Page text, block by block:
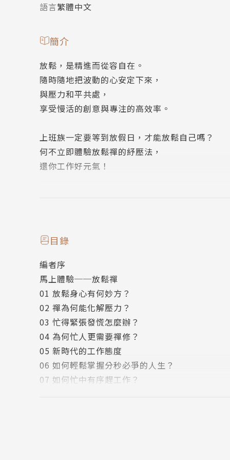
語言繁體中文
簡介
放鬆，是精進而從容自在。
隨時隨地把波動的心安定下來，
與壓力和平共處，
享受慢活的創意與專注的高效率。
上班族一定要等到放假日，才能放鬆自己嗎？
何不立即體驗放鬆禪的紓壓法，
還你工作好元氣！
透過不同面向的放鬆禪，
有了放鬆禪調整工作節奏、紓解身心壓力，
工作從此免緊張！
● 作者簡介：
聖嚴法師（1930～2009年）
聖嚴法師1930年生於江蘇南通，1943年於狼山
目錄
編者序
馬上體驗──放鬆禪
01 放鬆身心有何妙方？
02 禪為何能化解壓力？
03 忙得緊張發慌怎麼辦？
04 為何忙人更需要禪修？
05 新時代的工作態度
06 如何輕鬆掌握分秒必爭的人生？
07 如何忙中有序趕工作？